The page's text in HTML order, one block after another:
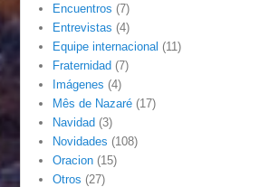
Encuentros (7)
Entrevistas (4)
Equipe internacional (11)
Fraternidad (7)
Imágenes (4)
Mês de Nazaré (17)
Navidad (3)
Novidades (108)
Oracion (15)
Otros (27)